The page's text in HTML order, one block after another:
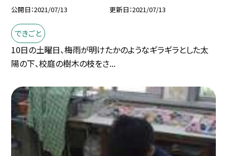
公開日 2021/07/13 更新日 2021/07/13
できごと
10日の土曜日、梅雨が明けたかのようなギラギラとした太
陽の下、校庭の樹木の枝をさ...